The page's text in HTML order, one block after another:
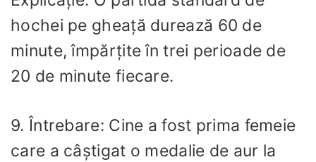
hochei pe gheață durează 60 de
minute, împărțite în trei perioade de
20 de minute fiecare.
9. Întrebare: Cine a fost prima femeie
care a câștigat o medalie de aur la